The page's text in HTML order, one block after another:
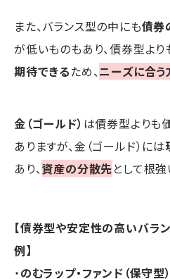
また、バランス型の中にも債券
が低いものもあり、債券型より
期待できるため、ニーズに合
金（ゴールド） は債券型よりも
ありますが、金（ゴールド）には
あり、資産の分散先として根
【債券型や安定性の高いバラ
例】
・のむラップ・ファンド（保守型）